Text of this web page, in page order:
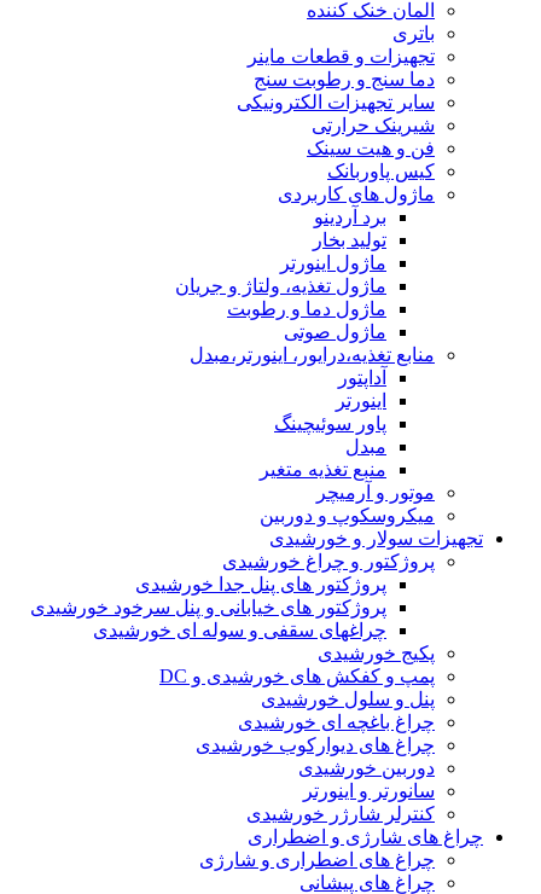
المان خنک کننده
باتری
تجهیزات و قطعات ماینر
دما سنج و رطوبت سنج
سایر تجهیزات الکترونیکی
شیرینک حرارتی
فن و هیت سینک
کیس پاوربانک
ماژول های کاربردی
برد آردینو
تولید بخار
ماژول اینورتر
ماژول تغذیه، ولتاژ و جریان
ماژول دما و رطوبت
ماژول صوتی
منابع تغذیه،درایور، اینورتر،مبدل
آداپتور
اینورتر
پاور سوئیچینگ
مبدل
منبع تغذیه متغیر
موتور و آرمیچر
میکروسکوپ و دوربین
تجهیزات سولار و خورشیدی
پروژکتور و چراغ خورشیدی
پروژکتور های پنل جدا خورشیدی
پروژکتور های خیابانی و پنل سرخود خورشیدی
چراغهای سقفی و سوله ای خورشیدی
پکیج خورشیدی
پمپ و کفکش های خورشیدی و DC
پنل و سلول خورشیدی
چراغ باغچه ای خورشیدی
چراغ های دیوارکوب خورشیدی
دوربین خورشیدی
سانورتر و اینورتر
کنترلر شارژر خورشیدی
چراغ های شارژی و اضطراری
چراغ های اضطراری و شارژی
چراغ های پیشانی